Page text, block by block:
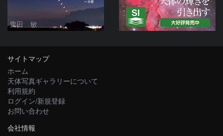
豊田 敏
サイトマップ
ホーム
天体写真ギャラリーについて
利用規約
ログイン/新規登録
お問い合わせ
会社情報